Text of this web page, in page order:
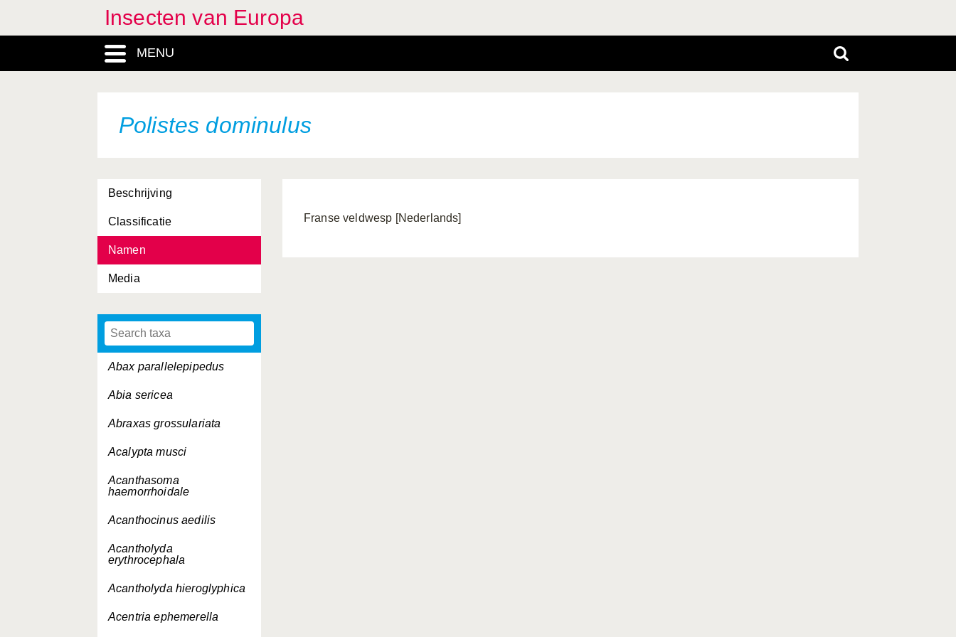
Insecten van Europa
MENU
Polistes dominulus
Beschrijving
Classificatie
Namen
Media
Abax parallelepipedus
Abia sericea
Abraxas grossulariata
Acalypta musci
Acanthasoma
haemorrhoidale
Acanthocinus aedilis
Acantholyda
erythrocephala
Acantholyda hieroglyphica
Acentria ephemerella
Franse veldwesp [Nederlands]